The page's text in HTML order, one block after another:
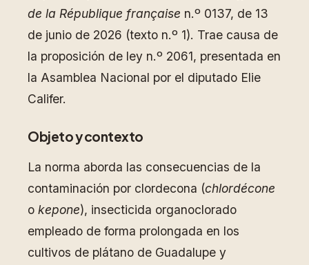
de la République française n.º 0137, de 13
de junio de 2026 (texto n.º 1). Trae causa de
la proposición de ley n.º 2061, presentada en
la Asamblea Nacional por el diputado Elie
Califer.
Objeto y contexto
La norma aborda las consecuencias de la
contaminación por clordecona (chlordécone
o kepone), insecticida organoclorado
empleado de forma prolongada en los
cultivos de plátano de Guadalupe y